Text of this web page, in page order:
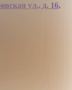
ул., д. 16,